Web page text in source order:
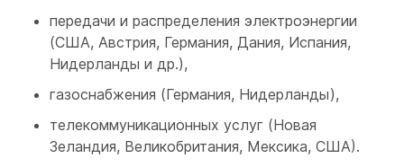
передачи и распределения электроэнергии
(США, Австрия, Германия, Дания, Испания,
Нидерланды и др.),
газоснабжения (Германия, Нидерланды),
телекоммуникационных услуг (Новая
Зеландия, Великобритания, Мексика, США).